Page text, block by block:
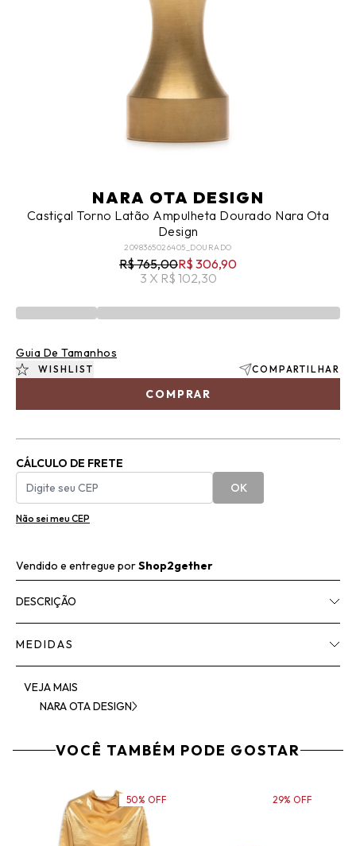
NARA OTA DESIGN
Castiçal Torno Latão Ampulheta Dourado Nara Ota
Design
2098365026405_DOURADO
R$ 765,00R$ 306,90
3 X R$ 102,30
COMPRAR
WISHLIST COMPARTILHAR
Guia De Tamanhos
CÁLCULO DE FRETE
OK
Não sei meu CEP
Vendido e entregue porShop2gether
DESCRIÇÃO
MEDIDAS
VEJA MAIS
NARA OTA DESIGN
VOCÊ TAMBÉM PODE GOSTAR
50% OFF 29% OFF